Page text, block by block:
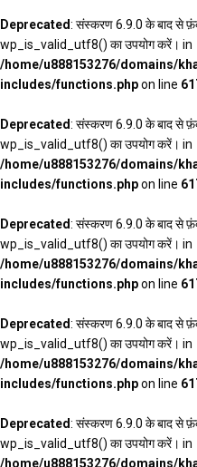
Deprecated: संस्करण 6.9.0 के बाद से
wp_is_valid_utf8() का उपयोग करें। in
/home/u888153276/domains/
includes/functions.phpon line
Deprecated: संस्करण 6.9.0 के बाद से
wp_is_valid_utf8() का उपयोग करें। in
/home/u888153276/domains/
includes/functions.phpon line
Deprecated: संस्करण 6.9.0 के बाद से
wp_is_valid_utf8() का उपयोग करें। in
/home/u888153276/domains/
includes/functions.phpon line
Deprecated: संस्करण 6.9.0 के बाद से
wp_is_valid_utf8() का उपयोग करें। in
/home/u888153276/domains/
includes/functions.phpon line
Deprecated: संस्करण 6.9.0 के बाद से
wp_is_valid_utf8() का उपयोग करें। in
/home/u888153276/domains/